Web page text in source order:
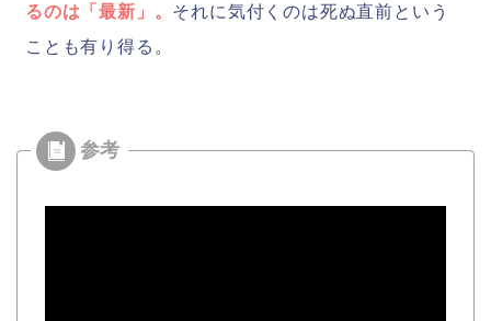
るのは「最新」。 それに気付くのは死ぬ直前という
ことも有り得る。